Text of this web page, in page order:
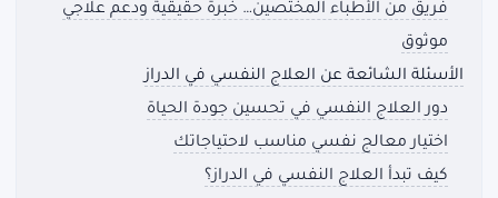
فريق من الأطباء المختصين… خبرة حقيقية ودعم علاجي
موثوق
الأسئلة الشائعة عن العلاج النفسي في الدراز
دور العلاج النفسي في تحسين جودة الحياة
اختيار معالج نفسي مناسب لاحتياجاتك
كيف تبدأ العلاج النفسي في الدراز؟